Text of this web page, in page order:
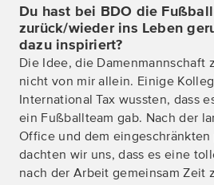
Du hast bei BDO die
zurück/wieder ins Leben
dazu inspiriert?
Die Idee, die Damenmannschaft
nicht von mir allein. Einige
International Tax wussten, dass
ein Fußballteam gab. Nach der
Office und dem
dachten wir uns, dass es eine
nach der Arbeit gemeinsam Zeit